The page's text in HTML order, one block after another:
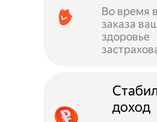
Во время
заказа
здоровье
доход